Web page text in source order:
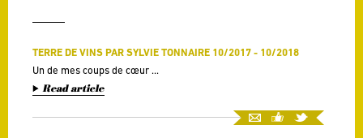
TERRE DE VINS PAR SYLVIE TONNAIRE 10/2017 - 10/2018
Un de mes coups de cœur ...
Read article